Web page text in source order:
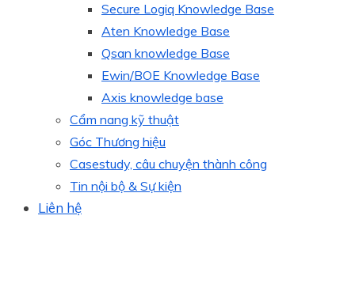
Secure Logiq Knowledge Base
Aten Knowledge Base
Qsan knowledge Base
Ewin/BOE Knowledge Base
Axis knowledge base
Cẩm nang kỹ thuật
Góc Thương hiệu
Casestudy, câu chuyện thành công
Tin nội bộ & Sự kiện
Liên hệ